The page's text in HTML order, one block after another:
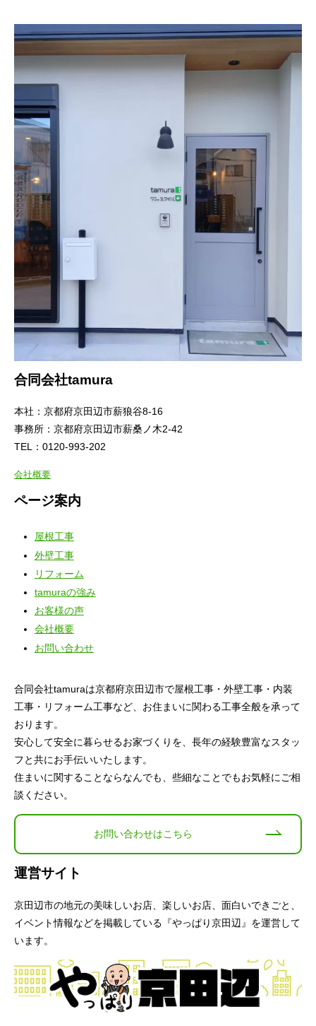
合同会社tamura
本社：京都府京田辺市薪狼谷8-16
事務所：京都府京田辺市薪桑ノ木2-42
TEL：0120-993-202
会社概要
ページ案内
屋根工事
外壁工事
リフォーム
tamuraの強み
お客様の声
会社概要
お問い合わせ
合同会社tamuraは京都府京田辺市で屋根工事・外壁工事・内装
工事・リフォーム工事など、お住まいに関わる工事全般を承って
おります。
安心して安全に暮らせるお家づくりを、長年の経験豊富なスタッ
フと共にお手伝いいたします。
住まいに関することならなんでも、些細なことでもお気軽にご相
談ください。
お問い合わせはこちら
運営サイト
京田辺市の地元の美味しいお店、楽しいお店、面白いできごと、
イベント情報などを掲載している『やっぱり京田辺』を運営して
います。